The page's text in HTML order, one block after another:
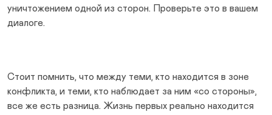
уничтожением одной из сторон. Проверьте это в вашем
диалоге.
Стоит помнить, что между теми, кто находится в зоне
конфликта, и теми, кто наблюдает за ним «со стороны»,
все же есть разница. Жизнь первых реально находится